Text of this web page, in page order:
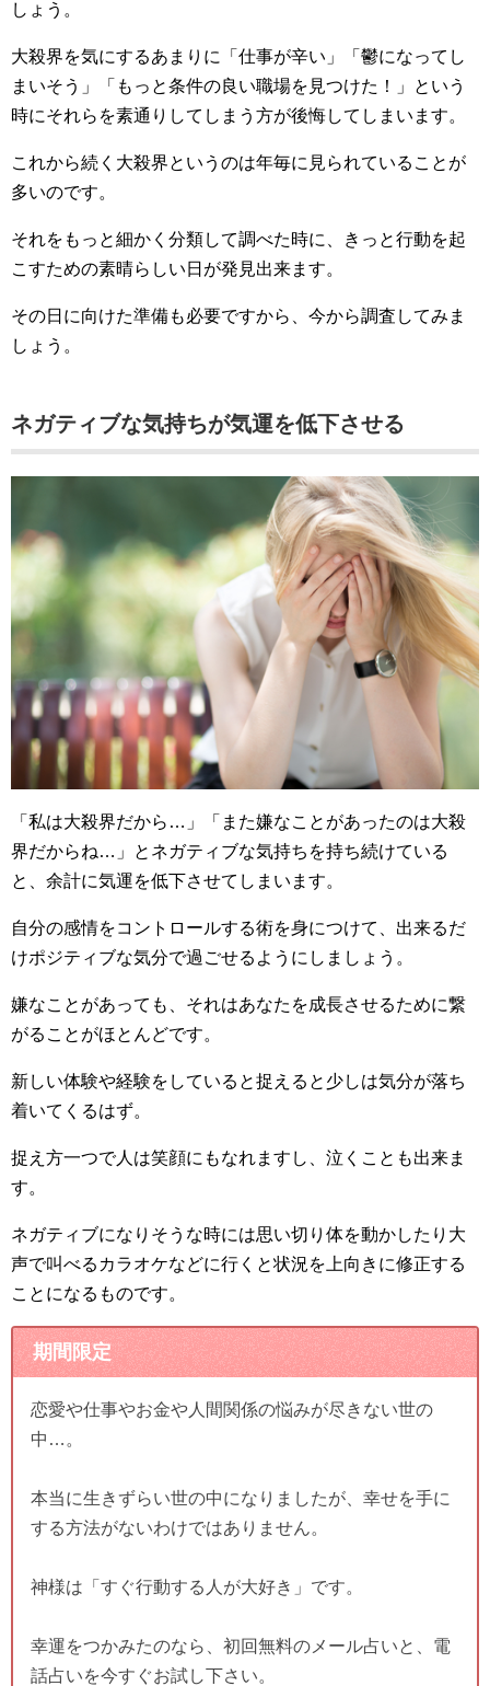
しょう。
大殺界を気にするあまりに「仕事が辛い」「鬱になってし
まいそう」「もっと条件の良い職場を見つけた！」という
時にそれらを素通りしてしまう方が後悔してしまいます。
これから続く大殺界というのは年毎に見られていることが
多いのです。
それをもっと細かく分類して調べた時に、きっと行動を起
こすための素晴らしい日が発見出来ます。
その日に向けた準備も必要ですから、今から調査してみま
しょう。
ネガティブな気持ちが気運を低下させる
「私は大殺界だから…」「また嫌なことがあったのは大殺
界だからね…」とネガティブな気持ちを持ち続けている
と、余計に気運を低下させてしまいます。
自分の感情をコントロールする術を身につけて、出来るだ
けポジティブな気分で過ごせるようにしましょう。
嫌なことがあっても、それはあなたを成長させるために繋
がることがほとんどです。
新しい体験や経験をしていると捉えると少しは気分が落ち
着いてくるはず。
捉え方一つで人は笑顔にもなれますし、泣くことも出来ま
す。
ネガティブになりそうな時には思い切り体を動かしたり大
声で叫べるカラオケなどに行くと状況を上向きに修正する
ことになるものです。
期間限定
恋愛や仕事やお金や人間関係の悩みが尽きない世の
中…。
本当に生きずらい世の中になりましたが、幸せを手に
する方法がないわけではありません。
神様は「すぐ行動する人が大好き」です。
幸運をつかみたのなら、初回無料のメール占いと、電
話占いを今すぐお試し下さい。